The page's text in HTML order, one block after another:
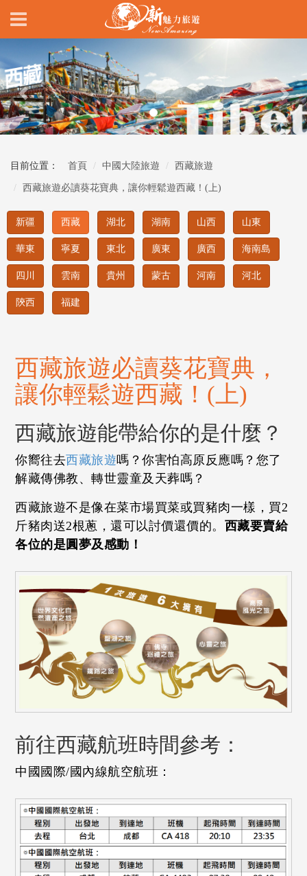
Previous
目前位置： 首頁 中國大陸旅遊 西藏旅遊
西藏旅遊必讀葵花寶典，讓你輕鬆遊西藏！(上)
新疆 西藏 湖北 湖南 山西 山東
華東 寧夏 東北 廣東 廣西 海南島
四川 雲南 貴州 蒙古 河南 河北
陝西 福建
西藏旅遊必讀葵花寶典，
讓你輕鬆遊西藏！(上)
西藏旅遊能帶給你的是什麼？
你嚮往去西藏旅遊嗎？你害怕高原反應嗎？您了
解藏傳佛教、轉世靈童及天葬嗎？
西藏旅遊不是像在菜市場買菜或買豬肉一樣，買2
斤豬肉送2根蔥，還可以討價還價的。 西藏要賣給
各位的是圓夢及感動！
前往西藏航班時間參考：
中國國際/國內線航空航班：